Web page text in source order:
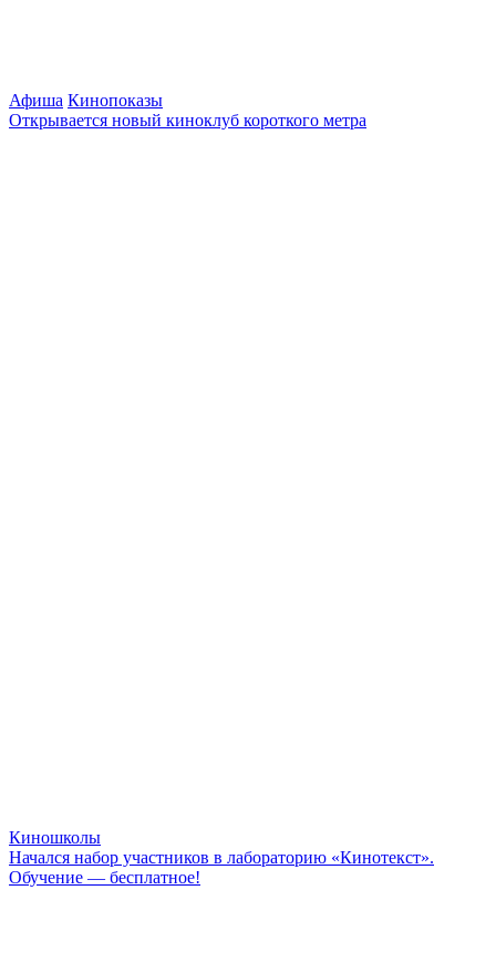
Афиша Кинопоказы
Открывается новый киноклуб короткого метра
Киношколы
Начался набор участников в лабораторию «Кинотекст».
Обучение — бесплатное!